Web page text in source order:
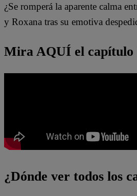
¿Se romperá la aparente calma
y Roxana tras su emotiva
Mira AQUÍ el capítulo
¿Dónde ver todos los